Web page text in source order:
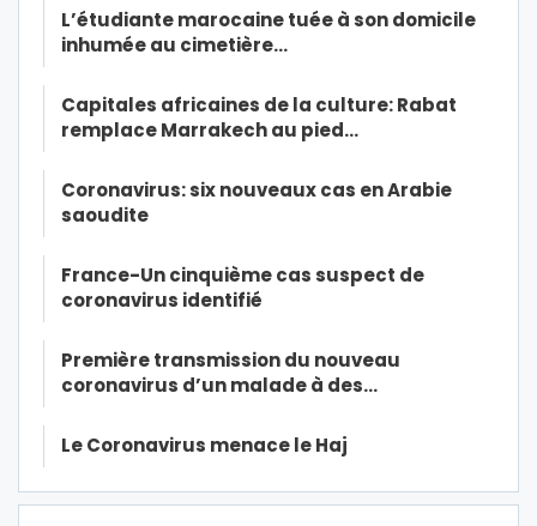
L’étudiante marocaine tuée à son domicile
inhumée au cimetière…
Capitales africaines de la culture: Rabat
remplace Marrakech au pied…
Coronavirus: six nouveaux cas en Arabie
saoudite
France-Un cinquième cas suspect de
coronavirus identifié
Première transmission du nouveau
coronavirus d’un malade à des…
Le Coronavirus menace le Haj